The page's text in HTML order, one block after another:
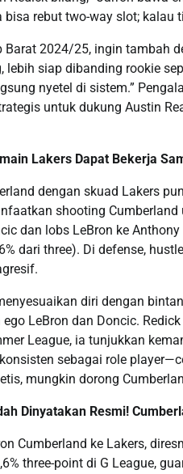
rebut two-way slot; kalau
Barat 2024/25, ingin tambah
lebih siap dibanding rookie
nyetel di sistem.”
untuk dukung Austin
Lakers Dapat Bekerja
dengan skuad Lakers
shooting
dan lobs LeBron ke
dari three). Di defense,
diri dengan
LeBron dan Doncic.
League, ia tunjukkan
sebagai role
mungkin dorong
Dinyatakan Resmi!
Cumberland ke Lakers,
three-point di G League,